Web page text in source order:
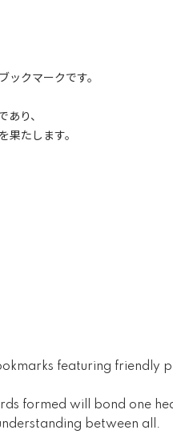
クマークです。
り、
果たします。
featuring friendly
formed will bond one
between all.